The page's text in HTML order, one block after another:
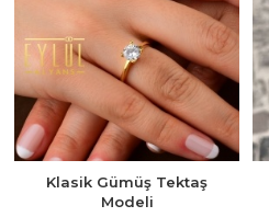
Klasik Gümüş Tektaş
Modeli